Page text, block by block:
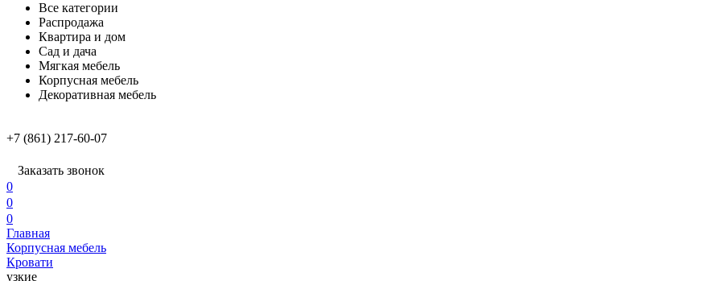
Все категории
Распродажа
Квартира и дом
Сад и дача
Мягкая мебель
Корпусная мебель
Декоративная мебель
+7 (861) 217-60-07
Заказать звонок
0
0
0
Главная
Корпусная мебель
Кровати
узкие